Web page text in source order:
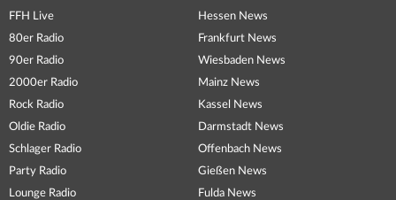
FFH Live
80er Radio
90er Radio
2000er Radio
Rock Radio
Oldie Radio
Schlager Radio
Party Radio
Lounge Radio
Hessen News
Frankfurt News
Wiesbaden News
Mainz News
Kassel News
Darmstadt News
Offenbach News
Gießen News
Fulda News